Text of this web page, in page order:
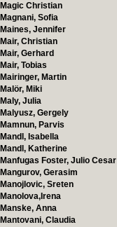
Magic Christian
Magnani, Sofia
Maines, Jennifer
Mair, Christian
Mair, Gerhard
Mair, Tobias
Mairinger, Martin
Malör, Miki
Maly, Julia
Malyusz, Gergely
Mamnun, Parvis
Mandl, Isabella
Mandl, Katherine
Manfugas Foster, Julio Cesar
Mangurov, Gerasim
Manojlovic, Sreten
Manolova,Irena
Manske, Anna
Mantovani, Claudia